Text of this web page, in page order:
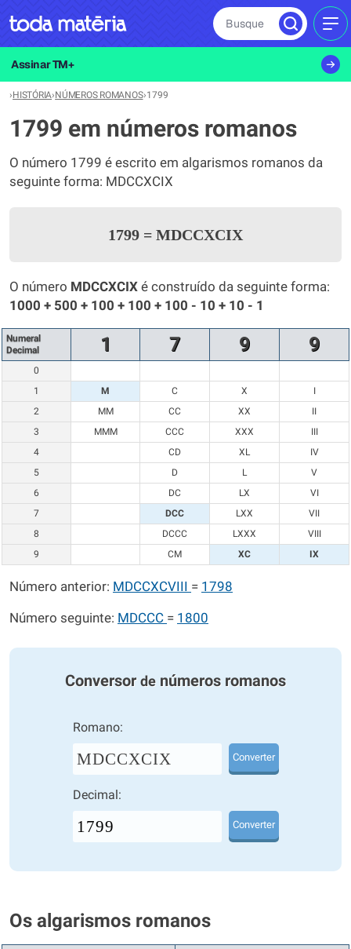
Busque
Assinar TM+
›HISTÓRIA›NÚMEROS ROMANOS›1799
1799 em números romanos
O número 1799 é escrito em algarismos romanos da
seguinte forma: MDCCXCIX
1799 = MDCCXCIX
O número MDCCXCIX é construído da seguinte forma:
1000 + 500 + 100 + 100 + 100 - 10 + 10 - 1
Numeral
Decimal
1 7 9 9
0
1
M C X
I
2
MM CC XX
II
3
MMM CCC XXX
III
4
CD XL
IV
5
D L
V
6
DC LX
VI
7
DCC LXX
VII
8
DCCC LXXX
VIII
9
CM XC IX
Número anterior: MDCCXCVIII = 1798
Número seguinte: MDCCC = 1800
Conversor de números romanos
Romano:
MDCCXCIX Converter
Decimal:
Converter
Os algarismos romanos